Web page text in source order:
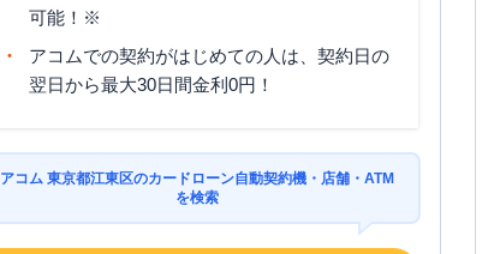
可能！※
アコムでの契約がはじめての人は、契約日の
翌日から最大30日間金利0円！
アコム 東京都江東区のカードローン自動契約機・店舗・ATM
を検索